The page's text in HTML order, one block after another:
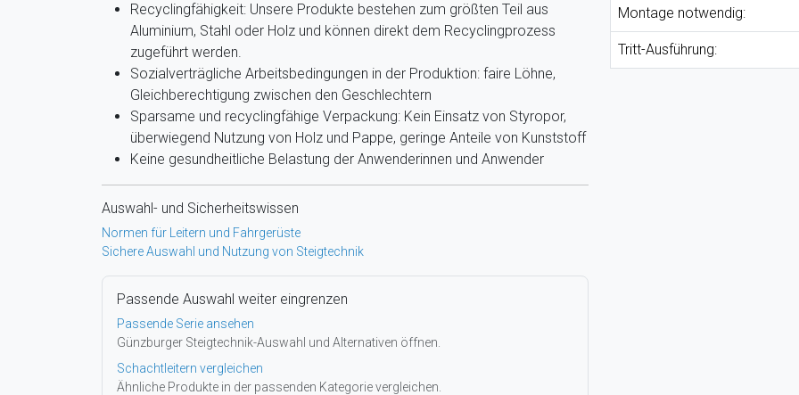
Recyclingfähigkeit: Unsere Produkte bestehen zum größten Teil aus
Aluminium, Stahl oder Holz und können direkt dem Recyclingprozess
zugeführt werden.
Sozialverträgliche Arbeitsbedingungen in der Produktion: faire Löhne,
Gleichberechtigung zwischen den Geschlechtern
Sparsame und recyclingfähige Verpackung: Kein Einsatz von Styropor,
überwiegend Nutzung von Holz und Pappe, geringe Anteile von Kunststoff
Keine gesundheitliche Belastung der Anwenderinnen und Anwender
Auswahl- und Sicherheitswissen
Normen für Leitern und Fahrgerüste
Sichere Auswahl und Nutzung von Steigtechnik
Passende Auswahl weiter eingrenzen
Passende Serie ansehen
Günzburger Steigtechnik-Auswahl und Alternativen öffnen.
Schachtleitern vergleichen
Ähnliche Produkte in der passenden Kategorie vergleichen.
Montage notwendig:
Tritt-Ausführung: